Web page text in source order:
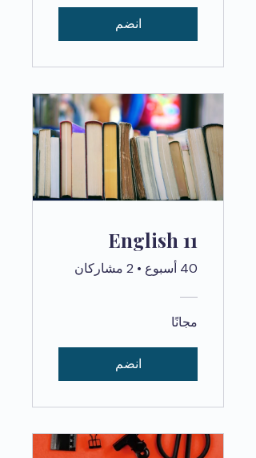
انضم
English 11
40 أسبوع • 2 مشاركان
مجانًا
انضم